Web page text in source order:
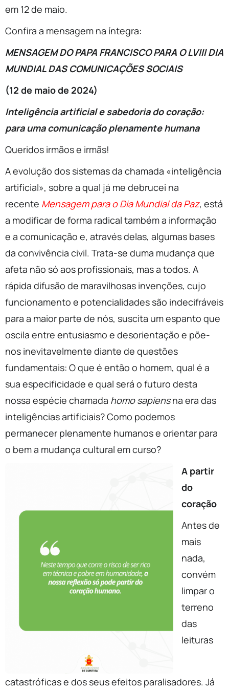
em 12 de maio.
Confira a mensagem na íntegra:
MENSAGEM DO PAPA FRANCISCOPARA O LVIII DIA
MUNDIAL DAS COMUNICAÇÕES SOCIAIS
(12 de maio de 2024)
Inteligência artificial e sabedoria do coração:
para uma comunicação plenamente humana
Queridos irmãos e irmãs!
A evolução dos sistemas da chamada «inteligência
artificial», sobre a qual já me debrucei na
recente Mensagem para o Dia Mundial da Paz, está
a modificar de forma radical também a informação
e a comunicação e, através delas, algumas bases
da convivência civil. Trata-se duma mudança que
afeta não só aos profissionais, mas a todos. A
rápida difusão de maravilhosas invenções, cujo
funcionamento e potencialidades são indecifráveis
para a maior parte de nós, suscita um espanto que
oscila entre entusiasmo e desorientação e põe-
nos inevitavelmente diante de questões
fundamentais: O que é então o homem, qual é a
sua especificidade e qual será o futuro desta
nossa espécie chamada homo sapiensna era das
inteligências artificiais? Como podemos
permanecer plenamente humanos e orientar para
o bem a mudança cultural em curso?
A partir
do
coração
Antes de
mais
nada,
convém
limpar o
terreno
das
leituras
catastróficas e dos seus efeitos paralisadores. Já